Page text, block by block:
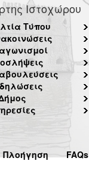
Ιστοχώρου
Τύπου
Πλοήγηση FAQs